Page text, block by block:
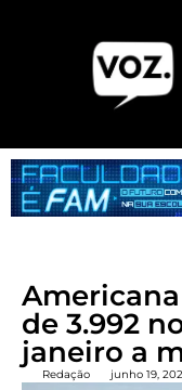
de 3.992
janeiro a
Redação junho 19,